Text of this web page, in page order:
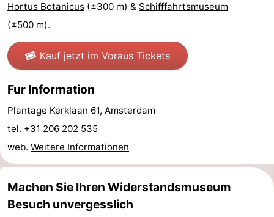
und
trinken
Einkäufen
-
Warenhäuser
Veranstaltungen
Spezial
Kanale
Coffeeshops
Hortus Botanicus (±300 m) & Schifffahrtsmuseum
(±500 m).
Kauf jetzt im Voraus Tickets
Fur Information
Plantage Kerklaan 61, Amsterdam
tel. +31 206 202 535
web. Weitere Informationen
Machen Sie Ihren Widerstandsmuseum
Besuch unvergesslich